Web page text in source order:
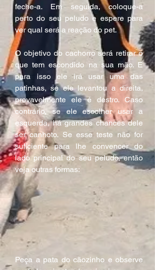
feche-a. Em seguida, coloque-a
perto do seu peludo e espere para
ver qual será a reação do pet.
O objetivo do cachorro será retirar o
que tem escondido na sua mão. E
para isso ele irá usar uma das
patinhas, se ele levantou a direita,
provavelmente ele é destro. Caso
contrário, se ele escolher usar a
esquerda, há grandes chances dele
ser canhoto. Se esse teste não for
suficiente para lhe convencer do
lado principal do seu peludo, então
veja outras formas:
Peça a pata do cãozinho e observe